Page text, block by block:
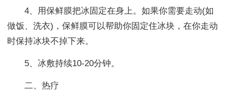
4、用保鲜膜把冰固定在身上。如果你需要走动(如
做饭、洗衣)，保鲜膜可以帮助你固定住冰块，在你走动
时保持冰块不掉下来。
5、冰敷持续10-20分钟。
二、热疗